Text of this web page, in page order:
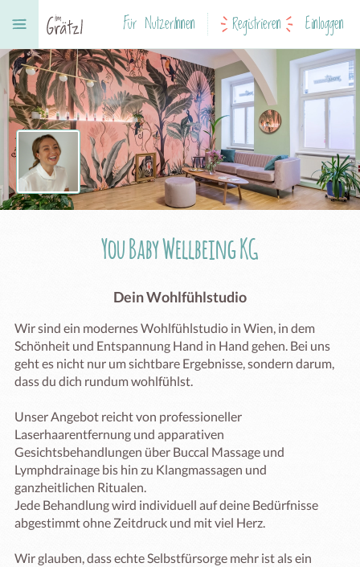
Für NutzerInnen Registrieren Einloggen
You Baby Wellbeing KG
Dein Wohlfühlstudio
Wir sind ein modernes Wohlfühlstudio in Wien, in dem
Schönheit und Entspannung Hand in Hand gehen. Bei uns
geht es nicht nur um sichtbare Ergebnisse, sondern darum,
dass du dich rundum wohlfühlst.
Unser Angebot reicht von professioneller
Laserhaarentfernung und apparativen
Gesichtsbehandlungen über Buccal Massage und
Lymphdrainage bis hin zu Klangmassagen und
ganzheitlichen Ritualen.
Jede Behandlung wird individuell auf deine Bedürfnisse
abgestimmt ohne Zeitdruck und mit viel Herz.
Wir glauben, dass echte Selbstfürsorge mehr ist als ein